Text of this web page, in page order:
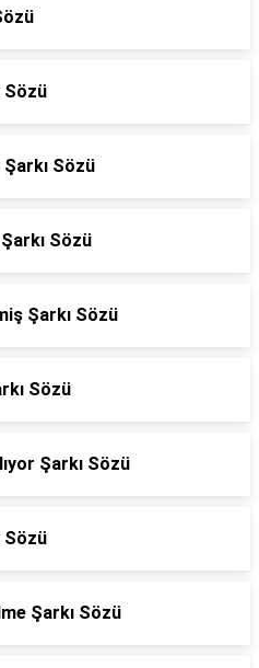
Sözü
Sözü
Sözü
Şarkı Sözü
Sözü
Şarkı Sözü
Sözü
Şarkı Sözü